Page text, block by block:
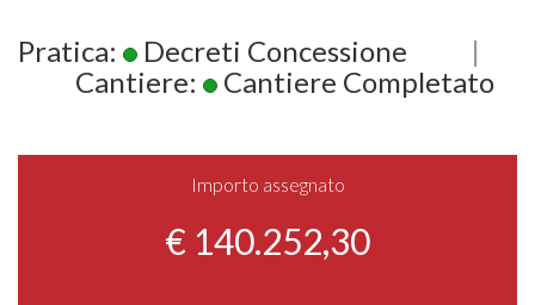
Pratica: Decreti Concessione
|
Cantiere:
Cantiere Completato
Importo assegnato
€ 140.252,30